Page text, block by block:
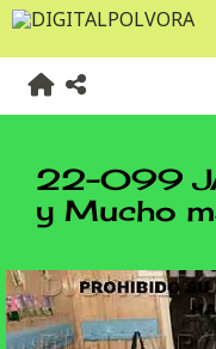
22-099
y Mucho